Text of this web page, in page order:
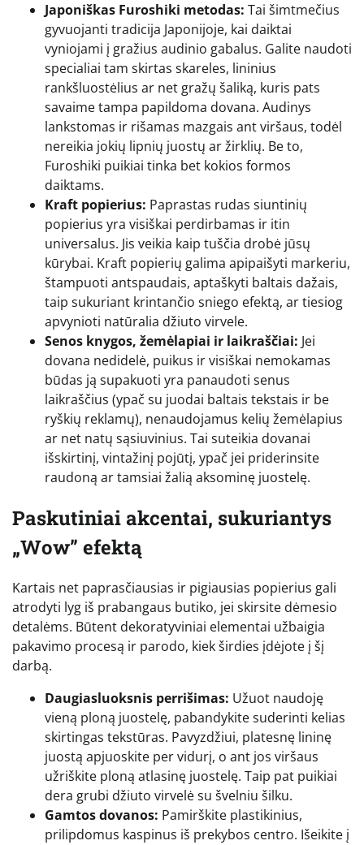
Japoniškas Furoshiki metodas: Tai šimtmečius
gyvuojanti tradicija Japonijoje, kai daiktai
vyniojami į gražius audinio gabalus. Galite naudoti
specialiai tam skirtas skareles, lininius
rankšluostėlius ar net gražų šaliką, kuris pats
savaime tampa papildoma dovana. Audinys
lankstomas ir rišamas mazgais ant viršaus, todėl
nereikia jokių lipnių juostų ar žirklių. Be to,
Furoshiki puikiai tinka bet kokios formos
daiktams.
Kraft popierius: Paprastas rudas siuntinių
popierius yra visiškai perdirbamas ir itin
universalus. Jis veikia kaip tuščia drobė jūsų
kūrybai. Kraft popierių galima apipaišyti markeriu,
štampuoti antspaudais, aptaškyti baltais dažais,
taip sukuriant krintančio sniego efektą, ar tiesiog
apvynioti natūralia džiuto virvele.
Senos knygos, žemėlapiai ir laikraščiai: Jei
dovana nedidelė, puikus ir visiškai nemokamas
būdas ją supakuoti yra panaudoti senus
laikraščius (ypač su juodai baltais tekstais ir be
ryškių reklamų), nenaudojamus kelių žemėlapius
ar net natų sąsiuvinius. Tai suteikia dovanai
išskirtinį, vintažinį pojūtį, ypač jei priderinsite
raudoną ar tamsiai žalią aksominę juostelę.
Paskutiniai akcentai, sukuriantys
„Wow” efektą
Kartais net paprasčiausias ir pigiausias popierius gali
atrodyti lyg iš prabangaus butiko, jei skirsite dėmesio
detalėms. Būtent dekoratyviniai elementai užbaigia
pakavimo procesą ir parodo, kiek širdies įdėjote į šį
darbą.
Daugiasluoksnis perrišimas: Užuot naudoję
vieną ploną juostelę, pabandykite suderinti kelias
skirtingas tekstūras. Pavyzdžiui, platesnę lininę
juostą apjuoskite per vidurį, o ant jos viršaus
užriškite ploną atlasinę juostelę. Taip pat puikiai
dera grubi džiuto virvelė su švelniu šilku.
Gamtos dovanos: Pamirškite plastikinius,
prilipdomus kaspinus iš prekybos centro. Išeikite į